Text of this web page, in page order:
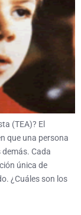
(TEA)? El
que una persona
demás. Cada
única de
¿Cuáles son los